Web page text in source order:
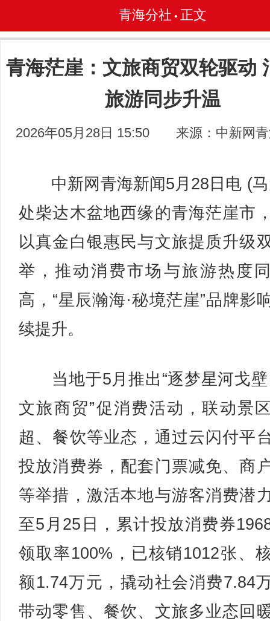
青海分社 • 正文
青海茫崖：文旅商贸双轮驱动
旅游同步升温
2026年05月28日 15:50 来源：中新网
中新网青海新闻5月28日电 (马
处柴达木盆地西缘的青海茫崖市
以真金白银惠民与文旅提质升级
举，推动消费市场与旅游热度
高，“星辰瀚海·秘境茫崖”品牌影
续提升。
当地于5月推出“逐梦星河戈壁
文旅商贸”促消费活动，联动景
超、餐饮等业态，通过云闪付平
投放消费券，配套门票减免、商
等举措，激活本地与游客消费潜
至5月25日，累计投放消费券
领取率100%，已核销1012张、
额1.74万元，撬动社会消费7.84
带动零售、餐饮、文旅多业态回